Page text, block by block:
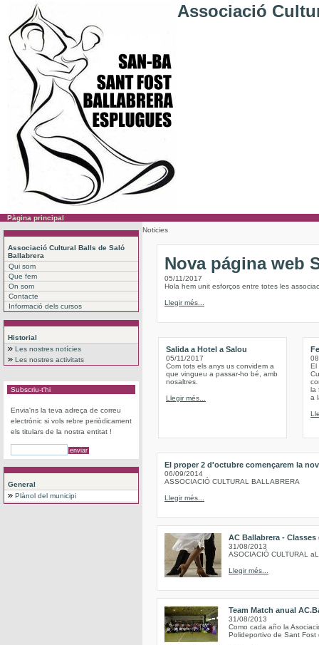
Associació
Pàgina principal
Associació Cultural Balls de Saló
Ballabrera
Qui som
Que fem
On som
Contacte
Informació dels cursos
Historial
Les nostres notícies
Les nostres activitats
Subscriu-t'hi
Envia'ns la teva adreça de correu
electrònic si vols rebre periòdicament
els titulars de la nostra entitat !
General
Plànol del municipi
Noticies
Nova página web
05/11/2017
Hola hem unit esforços entre totes les
Llegir més...
Salida a Hotel a Salou
05/11/2017
Com tots els anys us convidem a
que vingueu a passar-ho bé, amb
nosaltres.
Llegir més...
El
la
a
El proper 2 d'octubre començarem la
06/09/2014
ASSOCIACIÓ CULTURAL BALLABRERA
Llegir més...
AC Ballabrera -
31/08/2013
ASOCIACIÓ CULTURAL
Llegir més...
Team Match anual
31/08/2013
Como cada año la
Polideportivo de Sant Fost